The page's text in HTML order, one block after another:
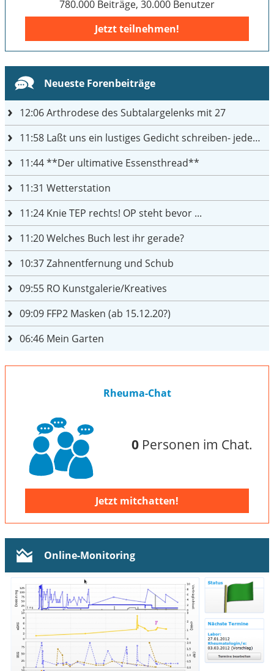
780.000 Beiträge, 30.000 Benutzer
Jetzt teilnehmen!
Neueste Forenbeiträge
12:06Arthrodese des Subtalargelenks mit 27
11:58 Laßt uns ein lustiges Gedicht schreiben- jeder einen Satz
11:44**Der ultimative Essensthread**
11:31 Wetterstation
11:24 Knie TEP rechts! OP steht bevor ...
11:20Welches Buch lest ihr gerade?
10:37Zahnentfernung und Schub
09:55 RO Kunstgalerie/Kreatives
09:09 FFP2 Masken (ab 15.12.20?)
06:46 Mein Garten
Rheuma-Chat
0Personen im Chat.
Jetzt mitchatten!
Online-Monitoring